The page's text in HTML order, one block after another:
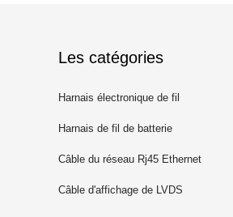
Les catégories
Harnais électronique de fil
Harnais de fil de batterie
Câble du réseau Rj45 Ethernet
Câble d'affichage de LVDS